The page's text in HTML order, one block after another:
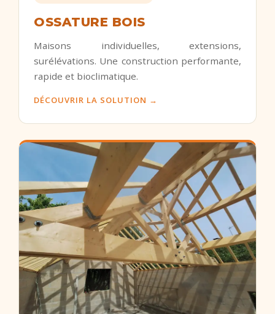
OSSATURE BOIS
Maisons individuelles, extensions,
surélévations. Une construction performante,
rapide et bioclimatique.
DÉCOUVRIR LA SOLUTION →